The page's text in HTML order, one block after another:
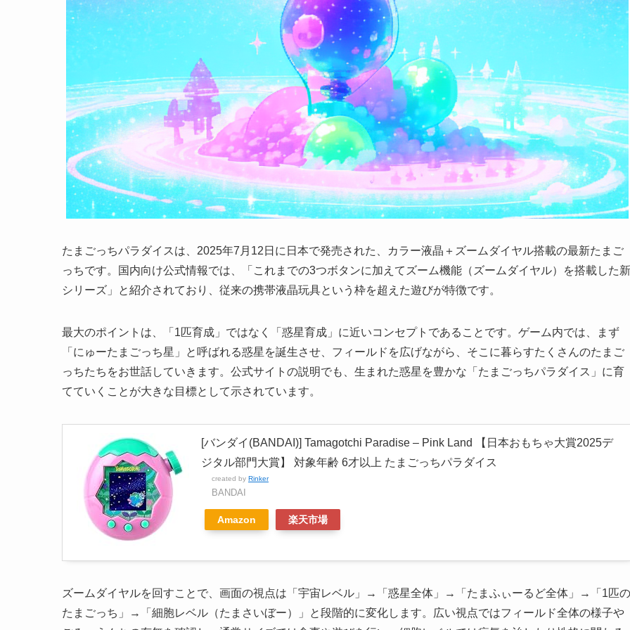
たまごっちパラダイスは、2025年7月12日に日本で発売された、カラー液晶＋ズームダイヤル搭載の最新たまご
っちです。国内向け公式情報では、「これまでの3つボタンに加えてズーム機能（ズームダイヤル）を搭載した新
シリーズ」と紹介されており、従来の携帯液晶玩具という枠を超えた遊びが特徴です。
最大のポイントは、「1匹育成」ではなく「惑星育成」に近いコンセプトであることです。ゲーム内では、まず
「にゅーたまごっち星」と呼ばれる惑星を誕生させ、フィールドを広げながら、そこに暮らすたくさんのたまご
っちたちをお世話していきます。公式サイトの説明でも、生まれた惑星を豊かな「たまごっちパラダイス」に育
てていくことが大きな目標として示されています。
[バンダイ(BANDAI)] Tamagotchi Paradise – Pink Land 【日本おもちゃ大賞2025デ
ジタル部門大賞】 対象年齢 6才以上 たまごっちパラダイス
created by Rinker
BANDAI
Amazon 楽天市場
ズームダイヤルを回すことで、画面の視点は「宇宙レベル」→「惑星全体」→「たまふぃーるど全体」→「1匹の
たまごっち」→「細胞レベル（たまさいぼー）」と段階的に変化します。広い視点ではフィールド全体の様子や